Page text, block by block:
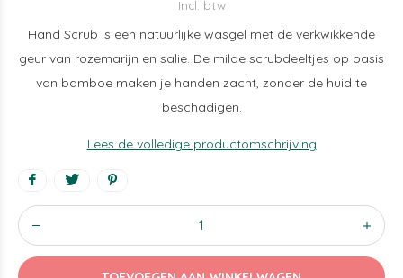
Incl. btw
Hand Scrub is een natuurlijke wasgel met de verkwikkende
geur van rozemarijn en salie. De milde scrubdeeltjes op basis
van bamboe maken je handen zacht, zonder de huid te
beschadigen.
Lees de volledige productomschrijving